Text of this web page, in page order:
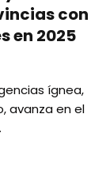
con
en 2025
ígnea,
avanza en el